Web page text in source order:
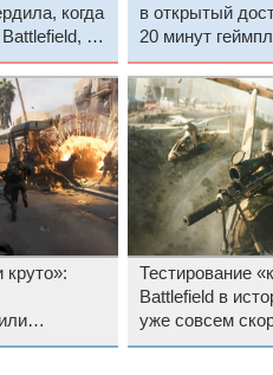
когда
и
в открытый
20 минут
тестирования
круто»:
в
Тестирование
Battlefield в
уже совсем скоро —
раскрыл